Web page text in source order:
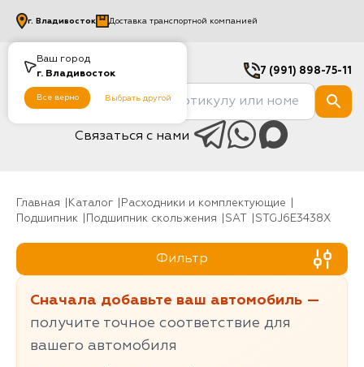
Ваш город
г. Владивосток
Все верно Выбрать другой
г. Владивосток Доставка транспортной компанией
7 (991) 898-75-11
Связаться с нами
Главная Каталог
Расходники и комплектующие
Подшипник
Подшипник скольжения SAT STGJ6E3438X
Фильтр
Сначала добавьте ваш автомобиль —
получите точное соответствие для
вашего автомобиля